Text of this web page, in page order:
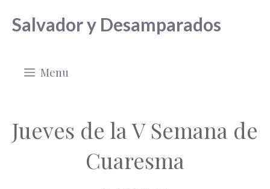
Salvador y Desamparados
Menu
Jueves de la V Semana de
Cuaresma